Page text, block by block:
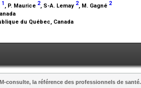
1 , P. Maurice 2, S-A. Lemay 2, M. Gagné 2
du Québec, Canada
consulte, la référence des professionnels de santé.